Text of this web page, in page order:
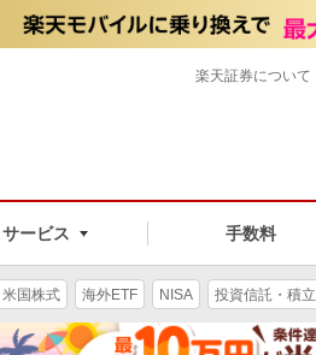
サービス 手数料
楽天証券について
米国株式 海外ETF NISA 投資信託・積立